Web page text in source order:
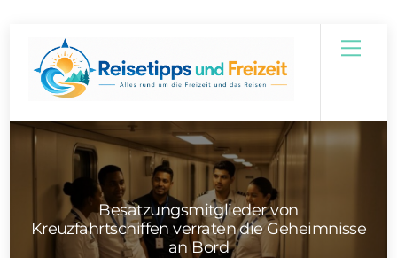
content
Besatzungsmitglieder von
Kreuzfahrtschiffen verraten die Geheimnisse
an Bord